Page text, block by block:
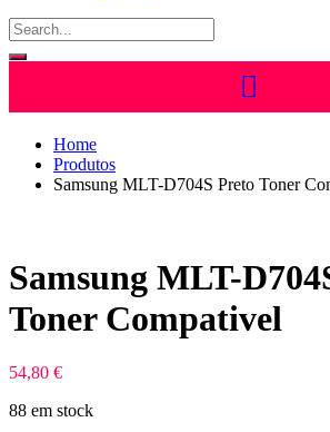
Home
Produtos
Samsung MLT-D704S Preto Toner
Samsung MLT-
Toner Compativel
54,80 €
88 em stock